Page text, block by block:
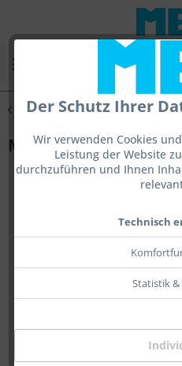
Der Schutz Ihrer
Wir verwenden Cookies
Leistung der Website
durchzuführen und Ihnen
Technisch
Statistik &
Übersicht Glassysteme
MEC glas Umbausatz